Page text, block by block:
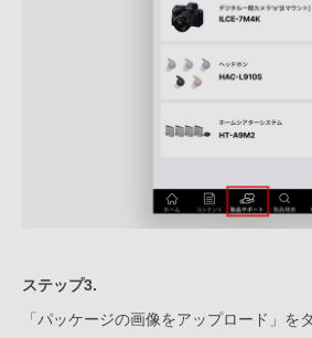
ステップ3.
「パッケージの画像をアップロード」を